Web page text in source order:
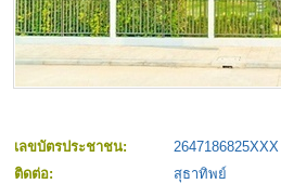
เลขบัตรประชาชน: 2647186825XXX
ติดต่อ:
สุธาทิพย์